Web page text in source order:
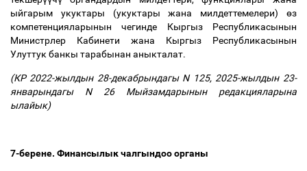
ыйгарым укуктары (укуктары жана милдеттемелери) өз
компетенцияларынын чегинде Кыргыз Республикасынын
Министрлер Кабинети жана Кыргыз Республикасынын
Улуттук банкы тарабынан аныкталат.
(КР 2022-жылдын 28-декабрындагы N 125, 2025-жылдын 23-
январындагы N 26Мыйзамдарынын редакцияларына
ылайык)
7-берене. Финансылык чалгындоо органы